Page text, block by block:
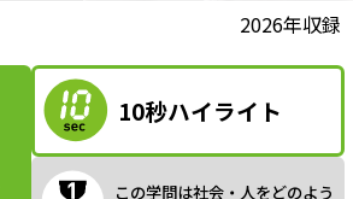
a
2026年収録
10秒ハイライト
この学問は社会・人をどのよう